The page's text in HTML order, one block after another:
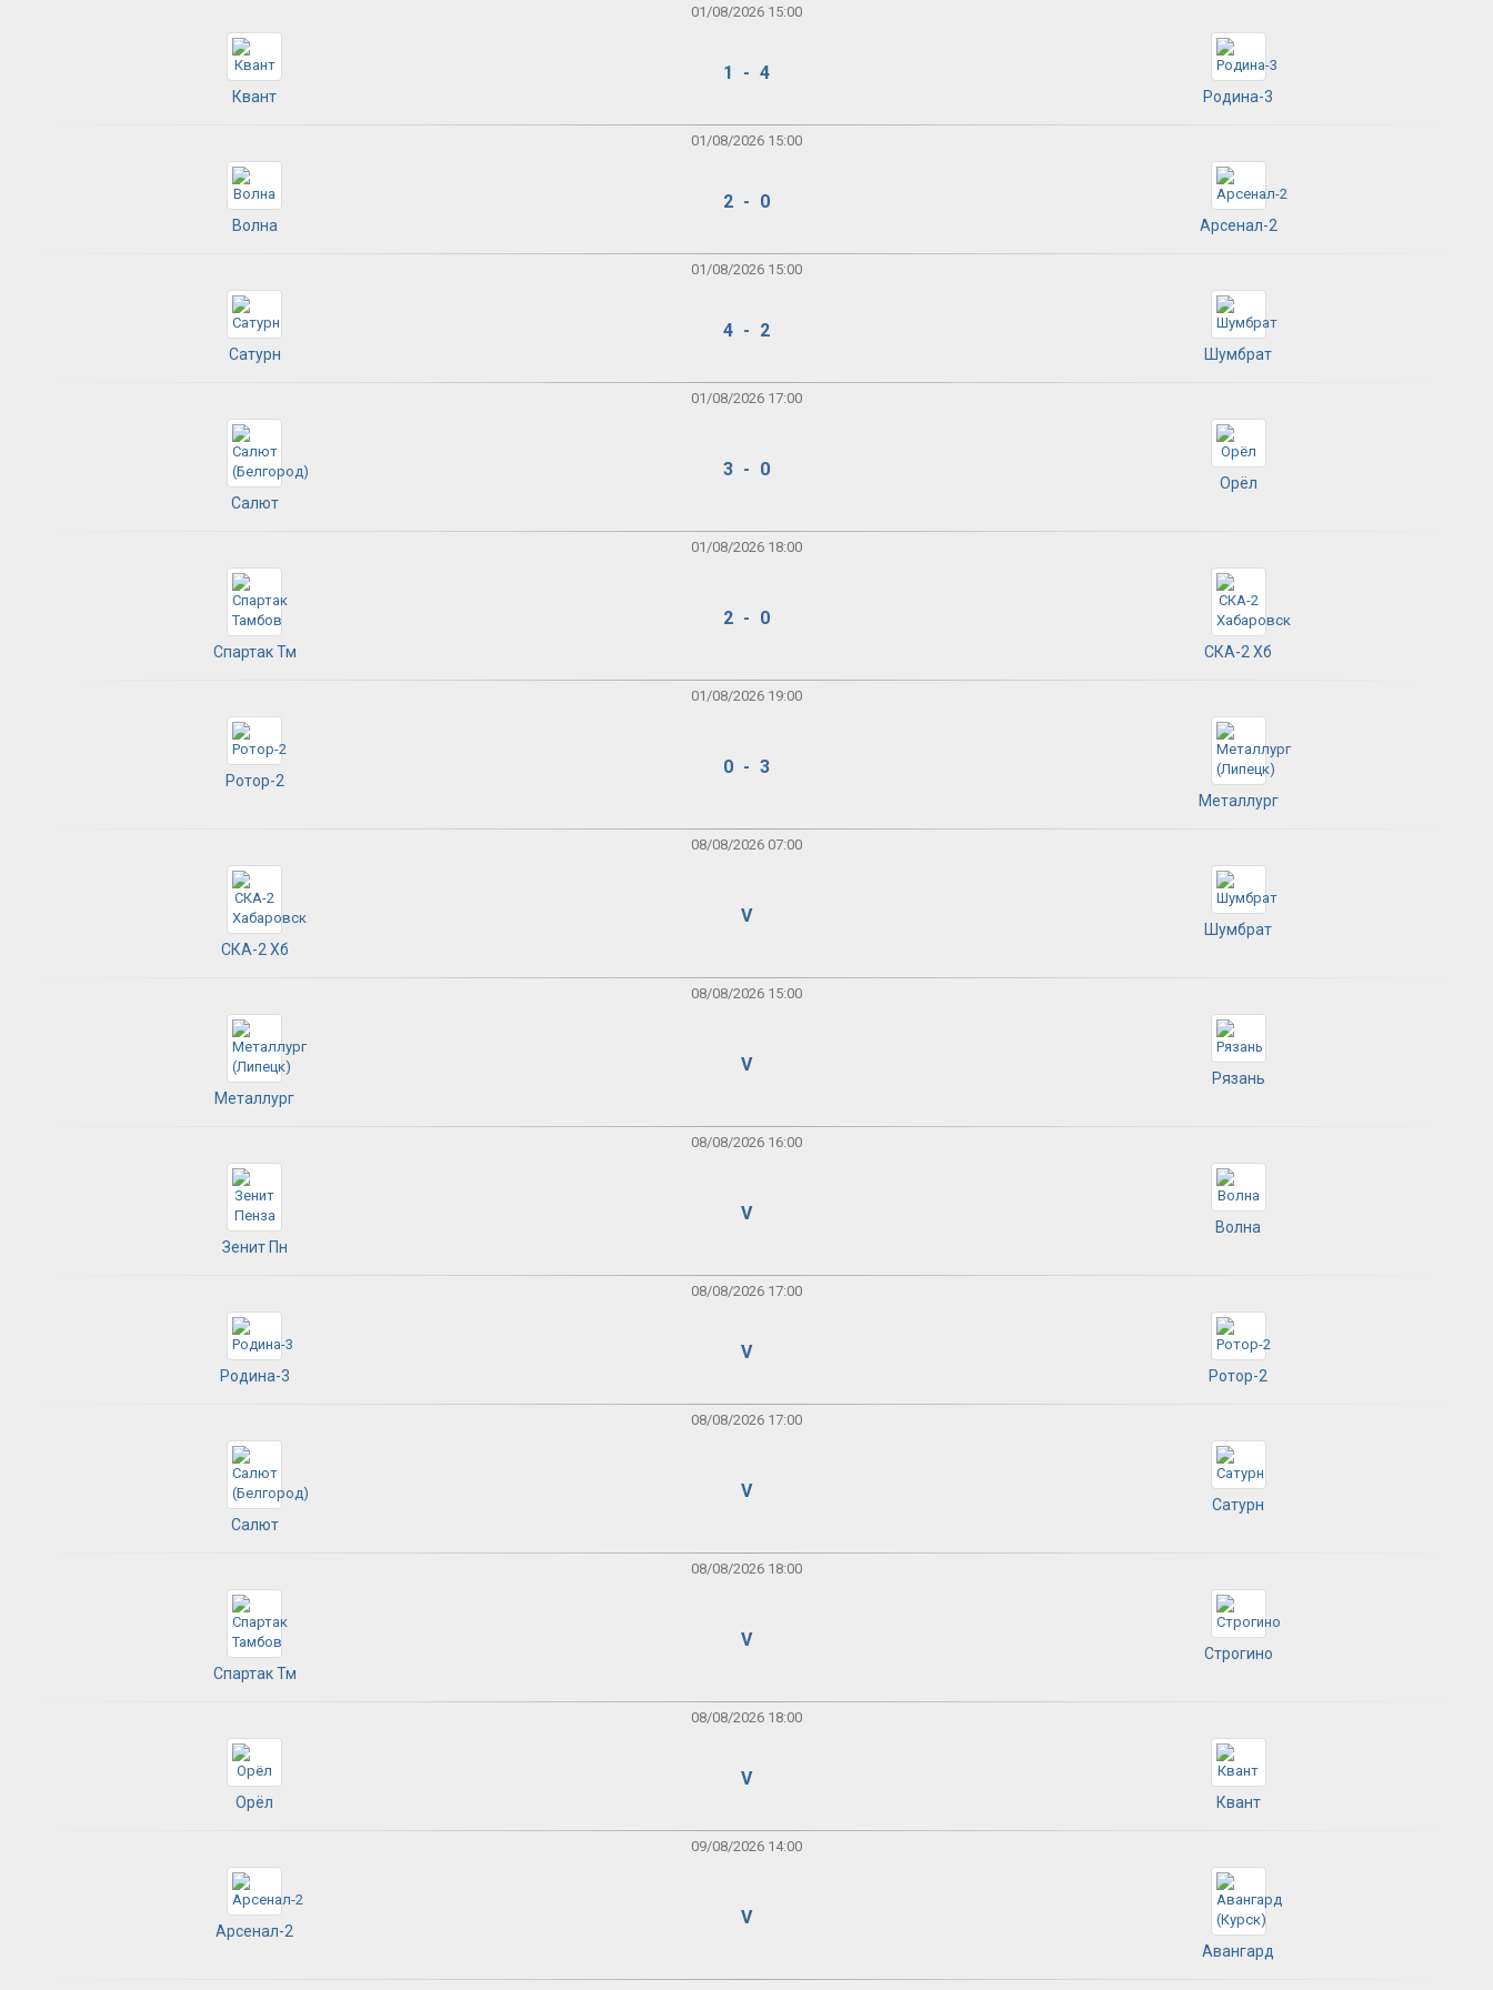
01/08/2026 15:00
Квант
1 - 4
Родина-3
01/08/2026 15:00
Волна
2 - 0
Арсенал-2
01/08/2026 15:00
Сатурн
4 - 2
Шумбрат
01/08/2026 17:00
Салют
3 - 0
Орёл
01/08/2026 18:00
Спартак Тм
2 - 0
СКА-2 Хб
01/08/2026 19:00
Ротор-2
0 - 3
Металлург
08/08/2026 07:00
СКА-2 Хб
V
Шумбрат
08/08/2026 15:00
Металлург
V
Рязань
08/08/2026 16:00
Зенит Пн
V
Волна
08/08/2026 17:00
Родина-3
V
Ротор-2
08/08/2026 17:00
Салют
V
Сатурн
08/08/2026 18:00
Спартак Тм
V
Строгино
08/08/2026 18:00
Орёл
V
Квант
09/08/2026 14:00
Арсенал-2
V
Авангард